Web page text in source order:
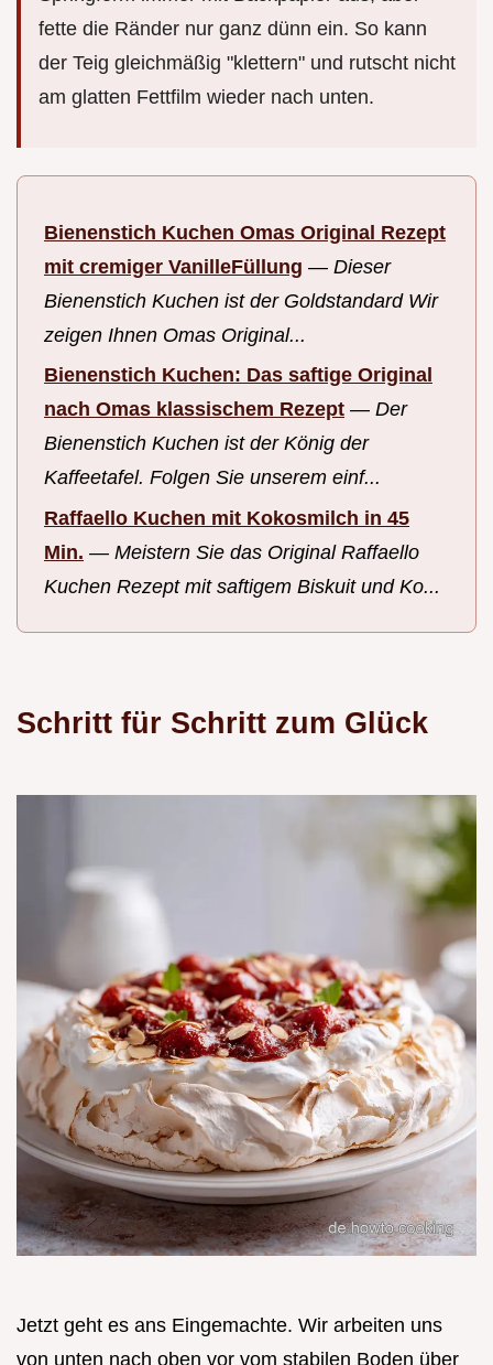
fette die Ränder nur ganz dünn ein. So kann
der Teig gleichmäßig "klettern" und rutscht nicht
am glatten Fettfilm wieder nach unten.
Bienenstich Kuchen Omas Original Rezept
mit cremiger VanilleFüllung — Dieser
Bienenstich Kuchen ist der Goldstandard Wir
zeigen Ihnen Omas Original...
Bienenstich Kuchen: Das saftige Original
nach Omas klassischem Rezept — Der
Bienenstich Kuchen ist der König der
Kaffeetafel. Folgen Sie unserem einf...
Raffaello Kuchen mit Kokosmilch in 45
Min. — Meistern Sie das Original Raffaello
Kuchen Rezept mit saftigem Biskuit und Ko...
Schritt für Schritt zum Glück
Jetzt geht es ans Eingemachte. Wir arbeiten uns
von unten nach oben vor vom stabilen Boden über